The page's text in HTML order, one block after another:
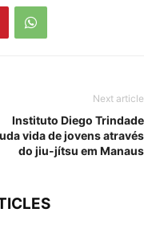
Next article
Instituto Diego Trindade
vida de jovens através
do jiu-jítsu em Manaus